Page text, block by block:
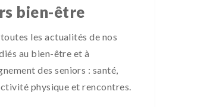
bien-être
les actualités de nos
au bien-être et à
des seniors : santé,
physique et rencontres.